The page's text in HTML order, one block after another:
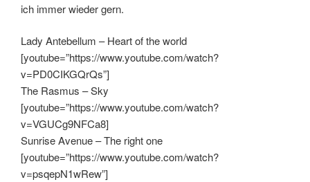
ich immer wieder gern.
Lady Antebellum – Heart of the world
[youtube=”https://www.youtube.com/watch?
v=PD0CIKGQrQs”]
The Rasmus – Sky
[youtube=”https://www.youtube.com/watch?
v=VGUCg9NFCa8]
Sunrise Avenue – The right one
[youtube=”https://www.youtube.com/watch?
v=psqepN1wRew”]